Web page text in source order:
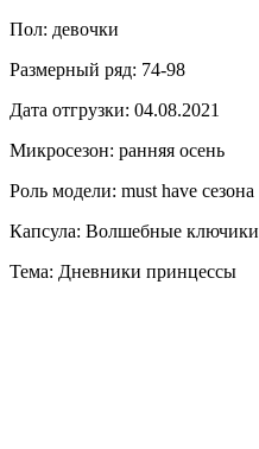
Пол: девочки
Размерный ряд: 74-98
Дата отгрузки: 04.08.2021
Микросезон: ранняя осень
Роль модели: must have сезона
Капсула: Волшебные ключики
Тема: Дневники принцессы